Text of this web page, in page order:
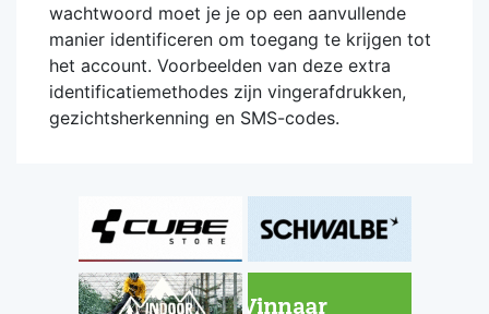
wachtwoord moet je je op een aanvullende
manier identificeren om toegang te krijgen tot
het account. Voorbeelden van deze extra
identificatiemethodes zijn vingerafdrukken,
gezichtsherkenning en SMS-codes.